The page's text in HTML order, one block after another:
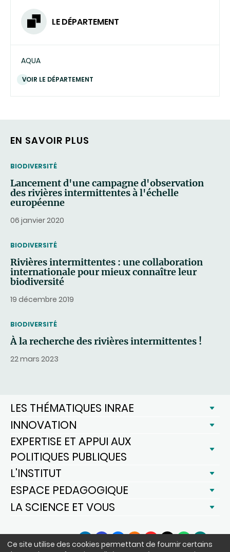
Ce site utilise des cookies permettant de fournir certains
LE DÉPARTEMENT
AQUA
VOIR LE DÉPARTEMENT
EN SAVOIR PLUS
THEMATIC
BIODIVERSITÉ
Lancement d'une campagne d'observation
des rivières intermittentes à l'échelle
européenne
06 janvier 2020
THEMATIC
BIODIVERSITÉ
Rivières intermittentes : une collaboration
internationale pour mieux connaître leur
biodiversité
19 décembre 2019
THEMATIC
BIODIVERSITÉ
À la recherche des rivières intermittentes !
22 mars 2023
LES THÉMATIQUES INRAE
INNOVATION
EXPERTISE ET APPUI AUX
POLITIQUES PUBLIQUES
L'INSTITUT
ESPACE PEDAGOGIQUE
LA SCIENCE ET VOUS
SUIVEZ-NOUS
LinkedInFacebook
BlueSkyInstagram
YouTube
X WhatsAppPodcasts